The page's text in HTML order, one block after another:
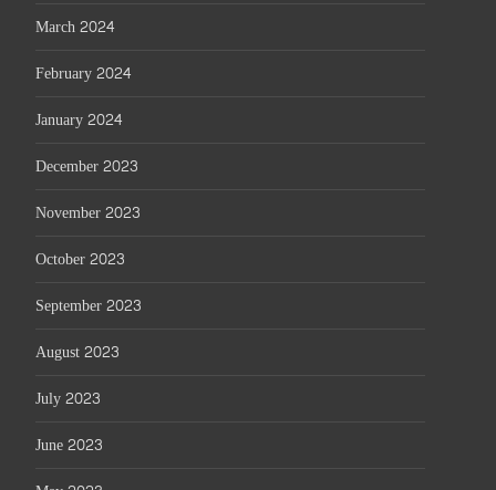
March 2024
February 2024
January 2024
December 2023
November 2023
October 2023
September 2023
August 2023
July 2023
June 2023